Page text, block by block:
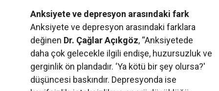
Anksiyete ve depresyon arasındaki fark
Anksiyete ve depresyon arasındaki farklara
değinen Dr. Çağlar Açıkgöz, “Anksiyetede
daha çok gelecekle ilgili endişe, huzursuzluk ve
gerginlik ön plandadır. ‘Ya kötü bir şey olursa?'
düşüncesi baskındır. Depresyonda ise